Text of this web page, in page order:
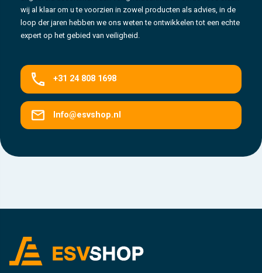
wij al klaar om u te voorzien in zowel producten als advies, in de
loop der jaren hebben we ons weten te ontwikkelen tot een echte
expert op het gebied van veiligheid.
+31 24 808 1698
Info@esvshop.nl